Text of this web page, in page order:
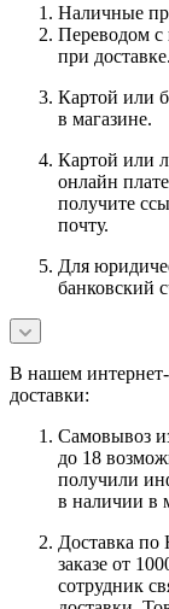
Наличные
Переводом с
при доставке.
Картой или
в магазине.
Картой или
онлайн
получите
почту.
Для
банковский
В нашем интернет-
доставки:
Самовывоз
до 18
получили
в наличии в
Доставка по
заказе от
сотрудник